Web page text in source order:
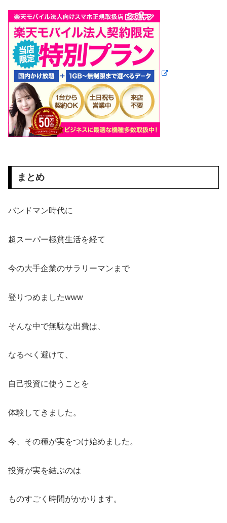
まとめ
バンドマン時代に
超スーパー極貧生活を経て
今の大手企業のサラリーマンまで
登りつめましたwww
そんな中で無駄な出費は、
なるべく避けて、
自己投資に使うことを
体験してきました。
今、その種が実をつけ始めました。
投資が実を結ぶのは
ものすごく時間がかかります。